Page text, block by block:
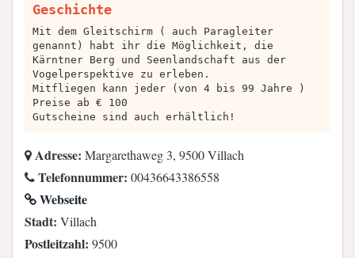
Geschichte
Mit dem Gleitschirm ( auch Paragleiter
genannt) habt ihr die Möglichkeit, die
Kärntner Berg und Seenlandschaft aus der
Vogelperspektive zu erleben.
Mitfliegen kann jeder (von 4 bis 99 Jahre )
Preise ab € 100
Gutscheine sind auch erhältlich!
Adresse: Margarethaweg 3, 9500 Villach
Telefonnummer: 00436643386558
Webseite
Stadt: Villach
Postleitzahl: 9500